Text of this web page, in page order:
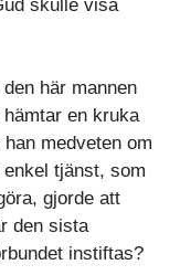
skulle visa
här mannen
en kruka
medveten om
tjänst, som
gjorde att
den sista
instiftas?